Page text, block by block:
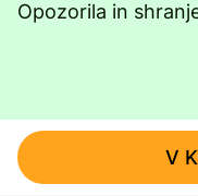
Opozorila in
V